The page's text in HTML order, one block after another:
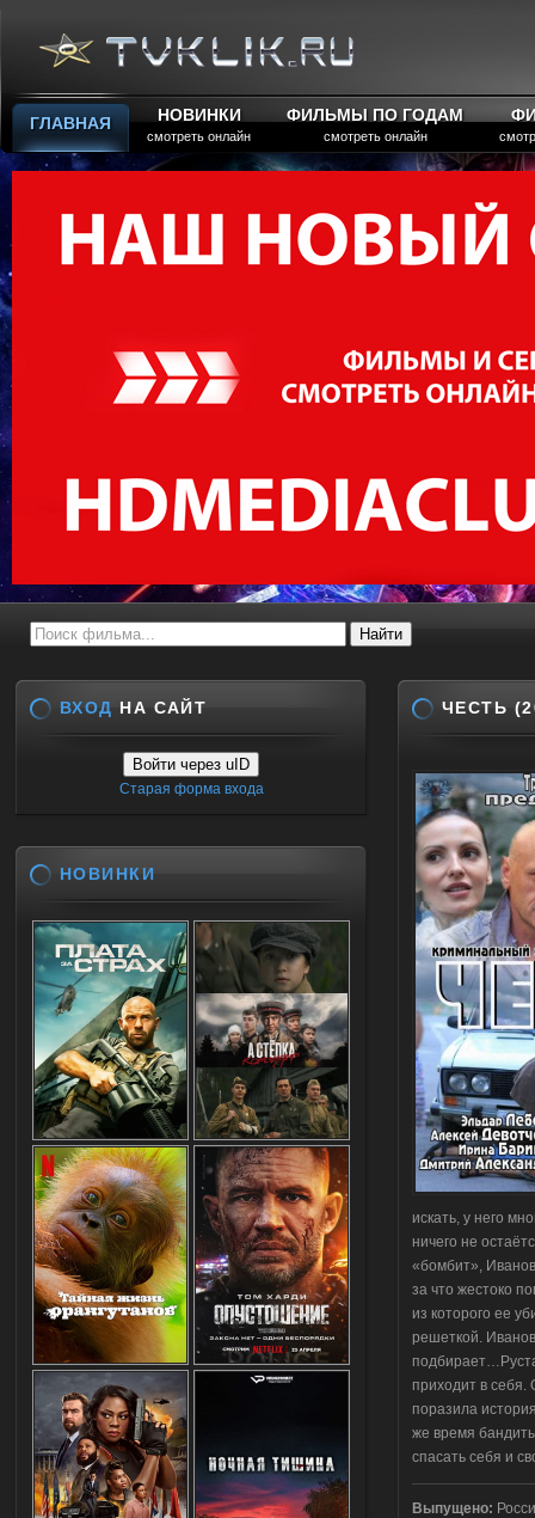
ГЛАВНАЯ НОВИНКИ
смотреть онлайн
ФИЛЬМЫ ПО ГОДАМ
смотреть онлайн
ЧЕСТЬ
искать, у него
ничего не
«бомбит»,
за что жестоко
из которого ее
решеткой.
приходит в себя.
поразила
же время
спасать себя и
Выпущено:
ВХОД НА САЙТ
Войти через uID
Старая форма входа
НОВИНКИ